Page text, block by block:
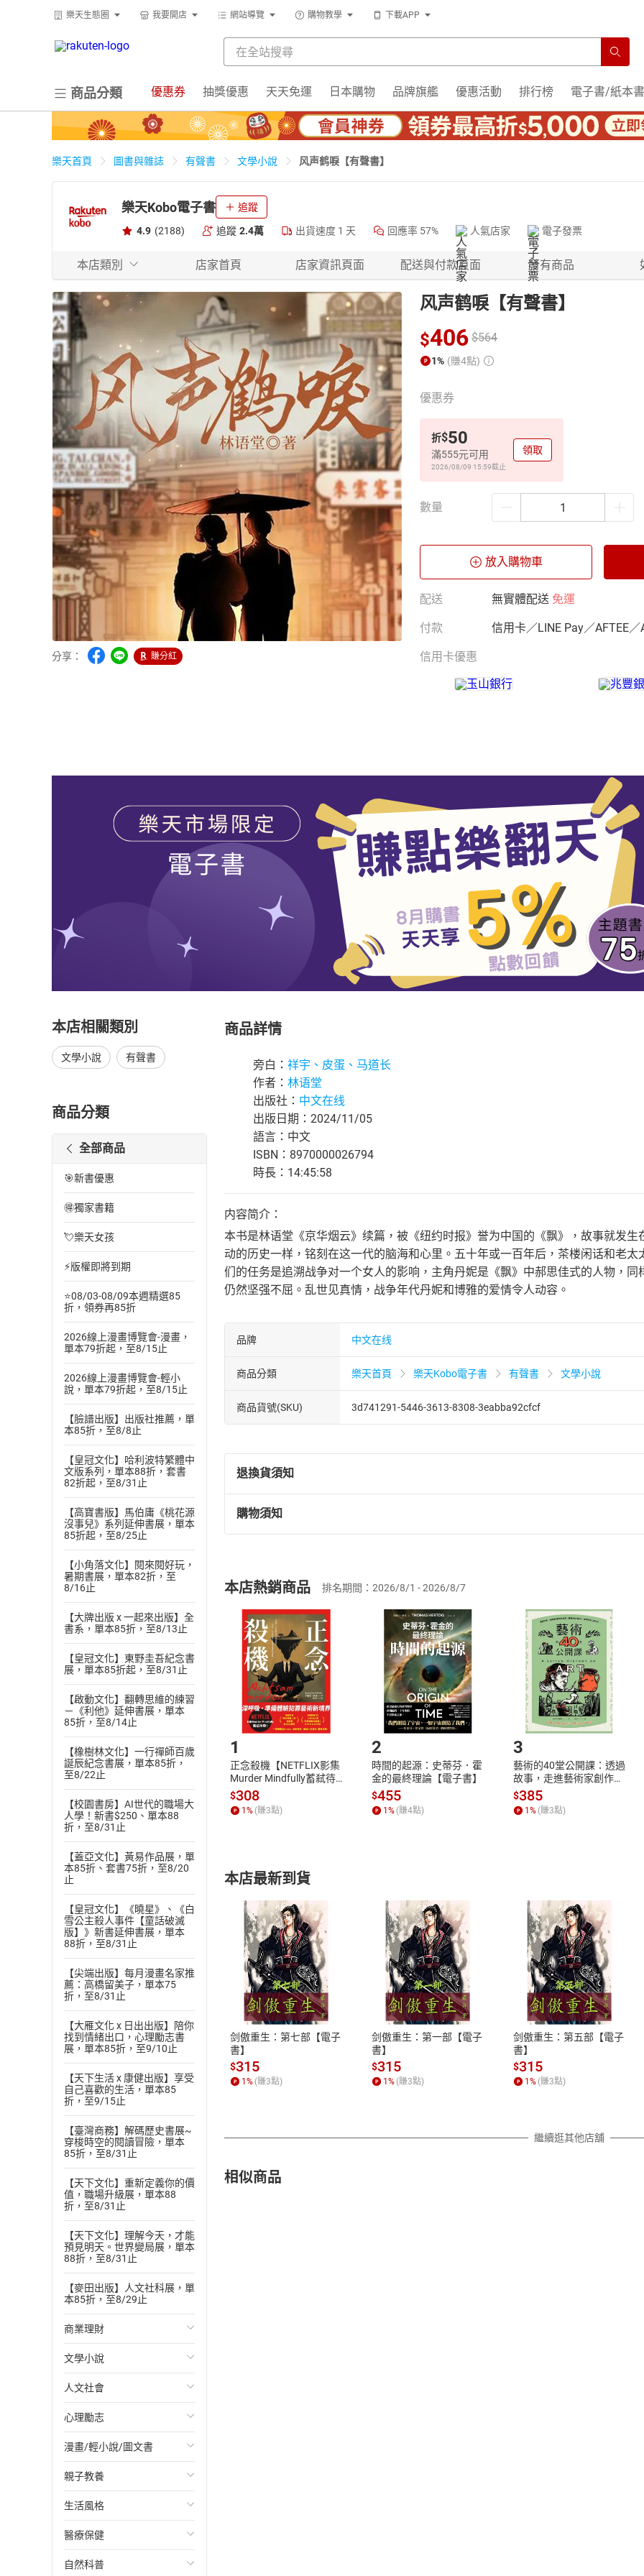
樂天生態圈 我要開店 網站導覽 購物教學 下載APP
商品分類 優惠券 抽獎優惠 天天免運 日本購物 品牌旗艦 優惠活動 排行榜 電子書/紙本書
樂天首頁 圖書與雜誌 有聲書 文學小說 风声鹤唳【有聲書】
樂天Kobo電子書 追蹤
4.9 (2188) 追蹤 2.4萬 出貨速度 1 天 回應率 57% 人氣店家 電子發票
本店類別 店家首頁 店家資訊頁面 配送與付款頁面 所有商品
分享： 賺分紅
风声鹤唳【有聲書】
$406 $564
1% (賺4點)
優惠券
折$50
滿555元可用
2026/08/09 15:59截止
領取
數量
放入購物車
配送 無實體配送 免運
付款 信用卡／LINE Pay／AFTEE／
信用卡優惠
本店相關類別
文學小說 有聲書
商品分類
全部商品
🎯新書優惠
🉐獨家書籍
💘樂天女孩
⚡版權即將到期
⭐08/03-08/09本週精選85
折，領券再85折
2026線上漫畫博覽會-漫畫，
單本79折起，至8/15止
2026線上漫畫博覽會-輕小
說，單本79折起，至8/15止
【臉譜出版】出版社推薦，單
本85折，至8/8止
【皇冠文化】哈利波特繁體中
文版系列，單本88折，套書
82折起，至8/31止
【高寶書版】馬伯庸《桃花源
沒事兒》系列延伸書展，單本
85折起，至8/25止
【小角落文化】閱來閱好玩，
暑期書展，單本82折，至
8/16止
【大牌出版 x 一起來出版】全
書系，單本85折，至8/13止
【皇冠文化】東野圭吾紀念書
展，單本85折起，至8/31止
【啟動文化】翻轉思維的練習
－《利他》延伸書展，單本
85折，至8/14止
【橡樹林文化】一行禪師百歲
誕辰紀念書展，單本85折，
至8/22止
【校園書房】AI世代的職場大
人學！新書$250、單本88
折，至8/31止
【蓋亞文化】黃易作品展，單
本85折、套書75折，至8/20
止
【皇冠文化】《曉星》、《白
雪公主殺人事件【童話破滅
版】》新書延伸書展，單本
88折，至8/31止
【尖端出版】每月漫畫名家推
薦：高橋留美子，單本75
折，至8/31止
【大雁文化 x 日出出版】陪你
找到情緒出口，心理勵志書
展，單本85折，至9/10止
【天下生活 x 康健出版】享受
自己喜歡的生活，單本85
折，至9/15止
【臺灣商務】解碼歷史書展~
穿梭時空的閱讀冒險，單本
85折，至8/31止
【天下文化】重新定義你的價
值，職場升級展，單本88
折，至8/31止
【天下文化】理解今天，才能
預見明天。世界變局展，單本
88折，至8/31止
【麥田出版】人文社科展，單
本85折，至8/29止
商業理財
投資理財
經濟/趨勢
財務/金融
管理/領導
職場工作術
成功法
行銷/廣告
傳記
文學小說
歐美文學
日本文學
韓國文學
華文文學
經典文學
成長/家庭生活小說
懸疑/推理小說
人文社會
國際關係
政治
社會科學
台灣/中國歷史
日/韓歷史
其他歷史/史學
心理勵志
心靈成長/情緒
人際關係
兩性關係
心理學
漫畫/輕小說/圖文書
輕小說
奇幻/科幻
愛情故事
職場/社會寫實
親子教養
教育現場
兒童文學/故事
兒童科普/學習
生活風格
飲食/食譜
健身/美顏
醫療保健
健康/養生
自然科普
商品詳情
旁白： 祥宇、皮蛋、马道长
作者： 林语堂
出版社： 中文在线
出版日期：2024/11/05
語言：中文
ISBN：8970000026794
時長：14:45:58
内容简介：
本书是林语堂《京华烟云》续篇，被《纽约时报》誉为中国的《飘》，故事就发
动的历史一样，铭刻在这一代的脑海和心里。五十年或一百年后，茶楼闲话和老
们的任务是追溯战争对一个女人的影响，主角丹妮是《飘》中郝思佳式的人物，
仍然坚强不屈。乱世见真情，战争年代丹妮和博雅的爱情令人动容。
品牌 中文在线
商品分類 樂天首頁 樂天Kobo電子書 有聲書 文學小說
商品貨號(SKU) 3d741291-5446-3613-8308-3eabba92cfcf
退換貨須知
退換貨規定：
(一)依消費者保護法第19條第1項後段暨通訊交易解除權合理例外情事適用
(二)消費者訂購本店鋪之商品即代表知悉本店鋪所銷售之商品為電子書，
且已下載/存取電子書，不得請求退貨退款。
退貨方式：您欲取消訂單或辦理退貨時，請登入樂天市場，並於「我的訂單
貨」，本店鋪將依您的申請進行審核，待審核通過後將為您辦理退款事宜。
請注意，樂天市場須以整筆訂單為單位進行取消/退貨，恕無法以單支商品取
購物須知
挑選商品
Choose
放入購物車
Shopping cart
登入帳號
Login
購書後，如何開始使用？
Step1.選擇閱讀載具 Step2.登入
付款方式
ATM轉帳、信用卡、LINE PAY、AFTEE
退換貨規範
本店是否提供消費者保護法七日猶
之權利，遽消費者保護法及通訊交
除權合理例外情事適用準則，依商
質各有不同規定。詳細退換貨說明
照各商品說明。
本店熱銷商品 排名期間：2026/8/1 - 2026/8/7
1
正念殺機【NETFLIX影集
Murder Mindfully蓄弒待
發】【電子書】
$308
1% (賺3點)
2
時間的起源：史蒂芬．霍
金的最終理論【電子書】
$455
1% (賺4點)
3
藝術的40堂公開課：透過
故事，走進藝術家創作現
場，看藝術如何誕生、如
何形塑人類生活【電子
書】
$385
1% (賺3點)
本店最新到貨
剑傲重生：第七部【電子
書】
$315
1 % (賺3點)
剑傲重生：第一部【電子
書】
$315
1 % (賺3點)
剑傲重生：第五部【電子
書】
$315
1 % (賺3點)
繼續逛其他店舖
相似商品